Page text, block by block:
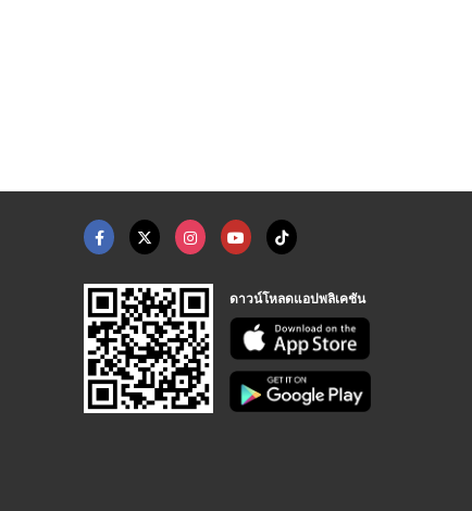
ดาวน์โหลดแอปพลิเคชัน